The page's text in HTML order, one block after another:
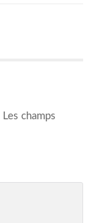
Les champs